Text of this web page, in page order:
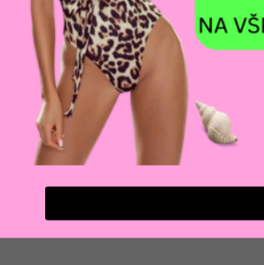
s výběrem produktů
produktu